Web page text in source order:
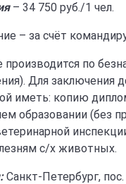
– 34 750 руб./1 чел.
– за счёт
производится по
Для заключения
иметь: копию
образовании (без
с/х животных.
Санкт-Петербург,